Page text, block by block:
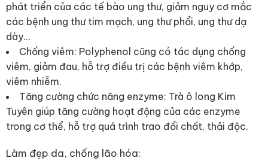
phát triển của các tế bào ung thư, giảm nguy cơ mắc
các bệnh ung thư tim mạch, ung thư phổi, ung thư dạ
dày…
Chống viêm: Polyphenol cũng có tác dụng chống
viêm, giảm đau, hỗ trợ điều trị các bệnh viêm khớp,
viêm nhiễm.
Tăng cường chức năng enzyme: Trà ô long Kim
Tuyên giúp tăng cường hoạt động của các enzyme
trong cơ thể, hỗ trợ quá trình trao đổi chất, thải độc.
Làm đẹp da, chống lão hóa: